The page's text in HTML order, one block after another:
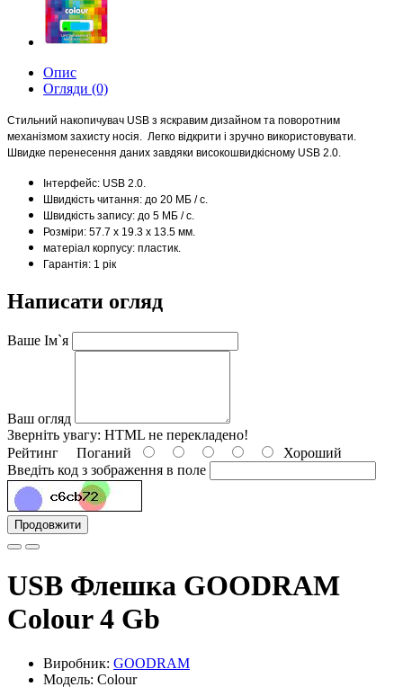
Опис
Огляди (0)
Стильний накопичувач USB з яскравим дизайном та поворотним
механізмом захисту носія. Легко відкрити і зручно використовувати.
Швидке перенесення даних завдяки високошвидкісному USB 2.0.
Інтерфейс: USB 2.0.
Швидкість читання: до 20 МБ / с.
Швидкість запису: до 5 МБ / с.
Розміри: 57.7 х 19.3 х 13.5 мм.
матеріал корпусу: пластик.
Гарантія: 1 рік
Написати огляд
Ваше Ім`я
Ваш огляд
Зверніть увагу: HTML не перекладено!
Рейтинг Поганий
Хороший
Введіть код з зображення в поле
Продовжити
USB Флешка GOODRAM
Colour 4 Gb
Виробник: GOODRAM
Модель: Colour